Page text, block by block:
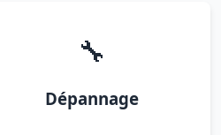
🔧
Dépannage